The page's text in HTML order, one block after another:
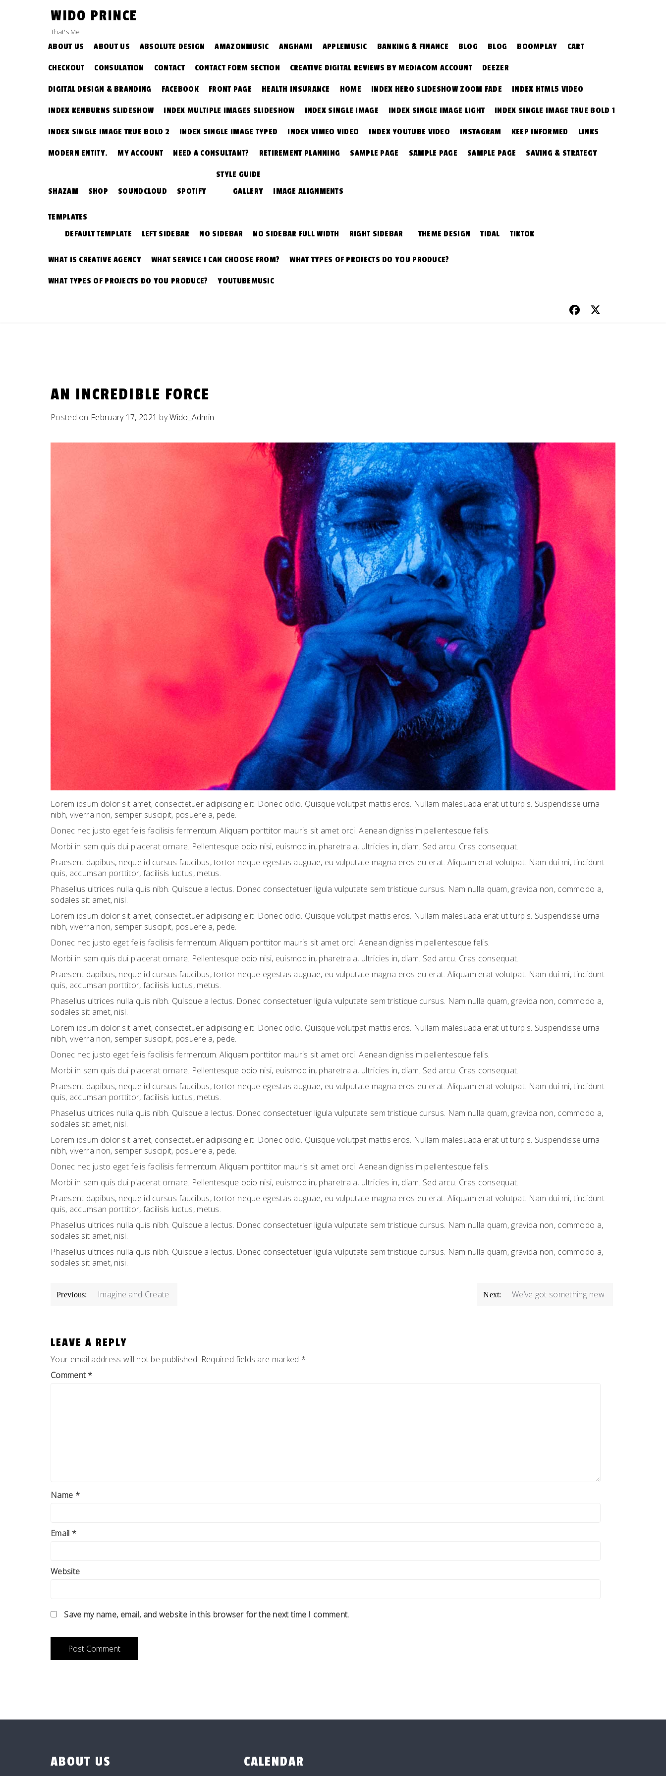
WIDO PRINCE
That's Me
ABOUT US ABOUT US ABSOLUTE DESIGN AMAZONMUSIC ANGHAMI APPLEMUSIC BANKING & FINANCE BLOG BLOG BOOMPLAY CART
CHECKOUT CONSULATION CONTACT CONTACT FORM SECTION CREATIVE DIGITAL REVIEWS BY MEDIACOM ACCOUNT DEEZER
DIGITAL DESIGN & BRANDING FACEBOOK FRONT PAGE HEALTH INSURANCE HOME INDEX HERO SLIDESHOW ZOOM FADE INDEX HTML5 VIDEO
INDEX KENBURNS SLIDESHOW INDEX MULTIPLE IMAGES SLIDESHOW INDEX SINGLE IMAGE INDEX SINGLE IMAGE LIGHT INDEX SINGLE IMAGE TRUE BOLD 1
INDEX SINGLE IMAGE TRUE BOLD 2 INDEX SINGLE IMAGE TYPED INDEX VIMEO VIDEO INDEX YOUTUBE VIDEO INSTAGRAM KEEP INFORMED LINKS
MODERN ENTITY. MY ACCOUNT NEED A CONSULTANT? RETIREMENT PLANNING SAMPLE PAGE SAMPLE PAGE SAMPLE PAGE SAVING & STRATEGY
SHAZAM SHOP SOUNDCLOUD SPOTIFY
STYLE GUIDE
GALLERY
IMAGE ALIGNMENTS
TEMPLATES
DEFAULT TEMPLATE
LEFT SIDEBAR NO SIDEBAR NO SIDEBAR FULL WIDTH RIGHT SIDEBAR THEME DESIGN TIDAL TIKTOK
WHAT IS CREATIVE AGENCY WHAT SERVICE I CAN CHOOSE FROM? WHAT TYPES OF PROJECTS DO YOU PRODUCE?
WHAT TYPES OF PROJECTS DO YOU PRODUCE? YOUTUBEMUSIC
AN INCREDIBLE FORCE
Posted on February 17, 2021 byWido_Admin
Lorem ipsum dolor sit amet, consectetuer adipiscing elit. Donec odio. Quisque volutpat mattis eros. Nullam malesuada erat ut turpis. Suspendisse urna
nibh, viverra non, semper suscipit, posuere a, pede.
Donec nec justo eget felis facilisis fermentum. Aliquam porttitor mauris sit amet orci. Aenean dignissim pellentesque felis.
Morbi in sem quis dui placerat ornare. Pellentesque odio nisi, euismod in, pharetra a, ultricies in, diam. Sed arcu. Cras consequat.
Praesent dapibus, neque id cursus faucibus, tortor neque egestas auguae, eu vulputate magna eros eu erat. Aliquam erat volutpat. Nam dui mi, tincidunt
quis, accumsan porttitor, facilisis luctus, metus.
Phasellus ultrices nulla quis nibh. Quisque a lectus. Donec consectetuer ligula vulputate sem tristique cursus. Nam nulla quam, gravida non, commodo a,
sodales sit amet, nisi.
Lorem ipsum dolor sit amet, consectetuer adipiscing elit. Donec odio. Quisque volutpat mattis eros. Nullam malesuada erat ut turpis. Suspendisse urna
nibh, viverra non, semper suscipit, posuere a, pede.
Donec nec justo eget felis facilisis fermentum. Aliquam porttitor mauris sit amet orci. Aenean dignissim pellentesque felis.
Morbi in sem quis dui placerat ornare. Pellentesque odio nisi, euismod in, pharetra a, ultricies in, diam. Sed arcu. Cras consequat.
Praesent dapibus, neque id cursus faucibus, tortor neque egestas auguae, eu vulputate magna eros eu erat. Aliquam erat volutpat. Nam dui mi, tincidunt
quis, accumsan porttitor, facilisis luctus, metus.
Phasellus ultrices nulla quis nibh. Quisque a lectus. Donec consectetuer ligula vulputate sem tristique cursus. Nam nulla quam, gravida non, commodo a,
sodales sit amet, nisi.
Lorem ipsum dolor sit amet, consectetuer adipiscing elit. Donec odio. Quisque volutpat mattis eros. Nullam malesuada erat ut turpis. Suspendisse urna
nibh, viverra non, semper suscipit, posuere a, pede.
Donec nec justo eget felis facilisis fermentum. Aliquam porttitor mauris sit amet orci. Aenean dignissim pellentesque felis.
Morbi in sem quis dui placerat ornare. Pellentesque odio nisi, euismod in, pharetra a, ultricies in, diam. Sed arcu. Cras consequat.
Praesent dapibus, neque id cursus faucibus, tortor neque egestas auguae, eu vulputate magna eros eu erat. Aliquam erat volutpat. Nam dui mi, tincidunt
quis, accumsan porttitor, facilisis luctus, metus.
Phasellus ultrices nulla quis nibh. Quisque a lectus. Donec consectetuer ligula vulputate sem tristique cursus. Nam nulla quam, gravida non, commodo a,
sodales sit amet, nisi.
Lorem ipsum dolor sit amet, consectetuer adipiscing elit. Donec odio. Quisque volutpat mattis eros. Nullam malesuada erat ut turpis. Suspendisse urna
nibh, viverra non, semper suscipit, posuere a, pede.
Donec nec justo eget felis facilisis fermentum. Aliquam porttitor mauris sit amet orci. Aenean dignissim pellentesque felis.
Morbi in sem quis dui placerat ornare. Pellentesque odio nisi, euismod in, pharetra a, ultricies in, diam. Sed arcu. Cras consequat.
Praesent dapibus, neque id cursus faucibus, tortor neque egestas auguae, eu vulputate magna eros eu erat. Aliquam erat volutpat. Nam dui mi, tincidunt
quis, accumsan porttitor, facilisis luctus, metus.
Phasellus ultrices nulla quis nibh. Quisque a lectus. Donec consectetuer ligula vulputate sem tristique cursus. Nam nulla quam, gravida non, commodo a,
sodales sit amet, nisi.
Phasellus ultrices nulla quis nibh. Quisque a lectus. Donec consectetuer ligula vulputate sem tristique cursus. Nam nulla quam, gravida non, commodo a,
sodales sit amet, nisi.
POST
Previous: Imagine and Create Next: We’ve got something new
LEAVE A REPLY
Your email address will not be published. Required fields are marked *
Comment*
Name *
Email *
Website
Save my name, email, and website in this browser for the next time I comment.
ABOUT US CALENDAR